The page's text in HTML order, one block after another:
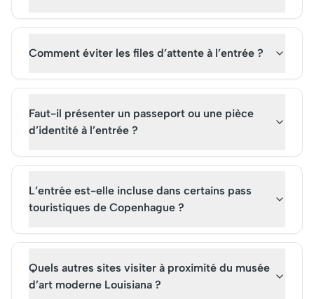
Comment éviter les files d’attente à l’entrée ?
Faut-il présenter un passeport ou une pièce
d’identité à l’entrée ?
L’entrée est-elle incluse dans certains pass
touristiques de Copenhague ?
Quels autres sites visiter à proximité du musée
d’art moderne Louisiana ?